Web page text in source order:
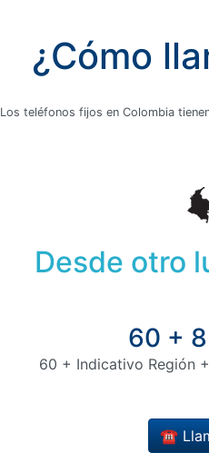
¿Cómo
Los teléfonos fijos en Colombia
Desde otro
60 +
60 + Indicativo Región
☎️